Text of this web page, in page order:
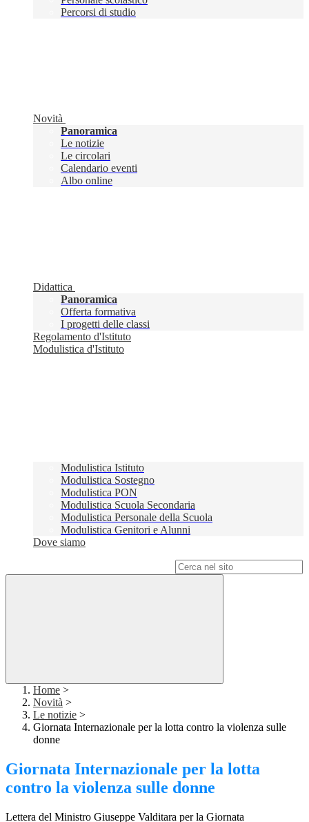
Percorsi di studio
Novità
Panoramica
Le notizie
Le circolari
Calendario eventi
Albo online
Didattica
Panoramica
Offerta formativa
I progetti delle classi
Regolamento d'Istituto
Modulistica d'Istituto
Modulistica Istituto
Modulistica Sostegno
Modulistica PON
Modulistica Scuola Secondaria
Modulistica Personale della Scuola
Modulistica Genitori e Alunni
Dove siamo
Home >
Novità >
Le notizie >
Giornata Internazionale per la lotta contro la violenza sulle
donne
Giornata Internazionale per la lotta
contro la violenza sulle donne
Lettera del Ministro Giuseppe Valditara per la Giornata